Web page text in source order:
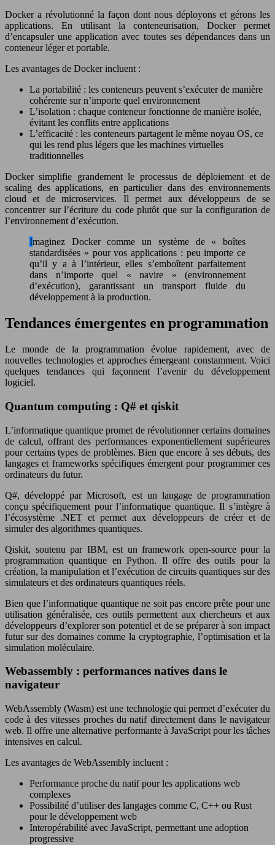
Docker a révolutionné la façon dont nous déployons et gérons les
applications. En utilisant la conteneurisation, Docker permet
d’encapsuler une application avec toutes ses dépendances dans un
conteneur léger et portable.
Les avantages de Docker incluent :
La portabilité : les conteneurs peuvent s’exécuter de manière
cohérente sur n’importe quel environnement
L’isolation : chaque conteneur fonctionne de manière isolée,
évitant les conflits entre applications
L’efficacité : les conteneurs partagent le même noyau OS, ce
qui les rend plus légers que les machines virtuelles
traditionnelles
Docker simplifie grandement le processus de déploiement et de
scaling des applications, en particulier dans des environnements
cloud et de microservices. Il permet aux développeurs de se
concentrer sur l’écriture du code plutôt que sur la configuration de
l’environnement d’exécution.
Imaginez Docker comme un système de « boîtes
standardisées » pour vos applications : peu importe ce
qu’il y a à l’intérieur, elles s’emboîtent parfaitement
dans n’importe quel « navire » (environnement
d’exécution), garantissant un transport fluide du
développement à la production.
Tendances émergentes en programmation
Le monde de la programmation évolue rapidement, avec de
nouvelles technologies et approches émergeant constamment. Voici
quelques tendances qui façonnent l’avenir du développement
logiciel.
Quantum computing : Q# et qiskit
L’informatique quantique promet de révolutionner certains domaines
de calcul, offrant des performances exponentiellement supérieures
pour certains types de problèmes. Bien que encore à ses débuts, des
langages et frameworks spécifiques émergent pour programmer ces
ordinateurs du futur.
Q#, développé par Microsoft, est un langage de programmation
conçu spécifiquement pour l’informatique quantique. Il s’intègre à
l’écosystème .NET et permet aux développeurs de créer et de
simuler des algorithmes quantiques.
Qiskit, soutenu par IBM, est un framework open-source pour la
programmation quantique en Python. Il offre des outils pour la
création, la manipulation et l’exécution de circuits quantiques sur des
simulateurs et des ordinateurs quantiques réels.
Bien que l’informatique quantique ne soit pas encore prête pour une
utilisation généralisée, ces outils permettent aux chercheurs et aux
développeurs d’explorer son potentiel et de se préparer à son impact
futur sur des domaines comme la cryptographie, l’optimisation et la
simulation moléculaire.
Webassembly : performances natives dans le
navigateur
WebAssembly (Wasm) est une technologie qui permet d’exécuter du
code à des vitesses proches du natif directement dans le navigateur
web. Il offre une alternative performante à JavaScript pour les tâches
intensives en calcul.
Les avantages de WebAssembly incluent :
Performance proche du natif pour les applications web
complexes
Possibilité d’utiliser des langages comme C, C++ ou Rust
pour le développement web
Interopérabilité avec JavaScript, permettant une adoption
progressive